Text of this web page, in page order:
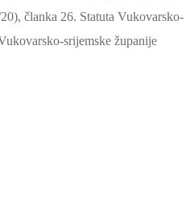
članka 26. Statuta Vukovarsko-
srijemske županije